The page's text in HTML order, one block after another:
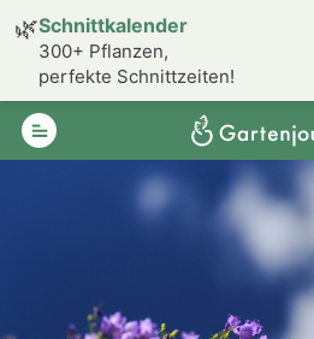
🌿Schnittkalender
300+ Pflanzen,
perfekte Schnittzeiten!